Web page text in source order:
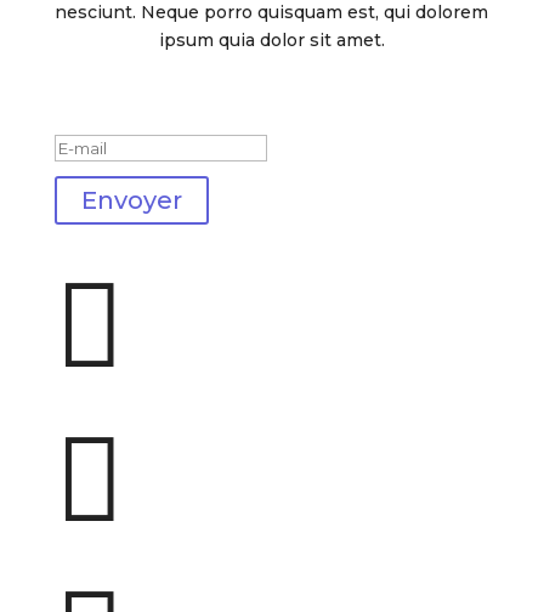
nesciunt. Neque porro quisquam est, qui dolorem
ipsum quia dolor sit amet.
Envoyer

